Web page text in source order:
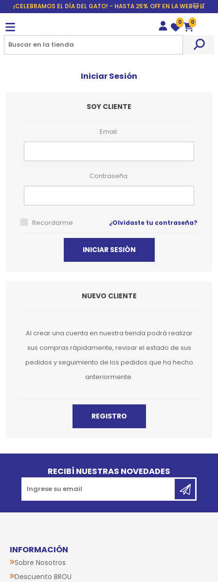
¡CELEBRAMOS EL DÍA DEL GATO! - HASTA 25% OFF EN LA WEB🐱🛒
Wishlist
0
Carrito
0
Iniciar Sesión
SOY CLIENTE
Email:
Contraseña:
Recordarme ¿Olvidaste tu contraseña?
NUEVO CLIENTE
Al crear una cuenta en nuestra tienda podrá realizar
sus compras rápidamente, revisar el estado de sus
pedidos y seguimiento de los pedidos que ha hecho
anteriormente.
RECIBÍ NUESTRAS NOVEDADES
INFORMACIÓN
Sobre Nosotros
Descuento BROU